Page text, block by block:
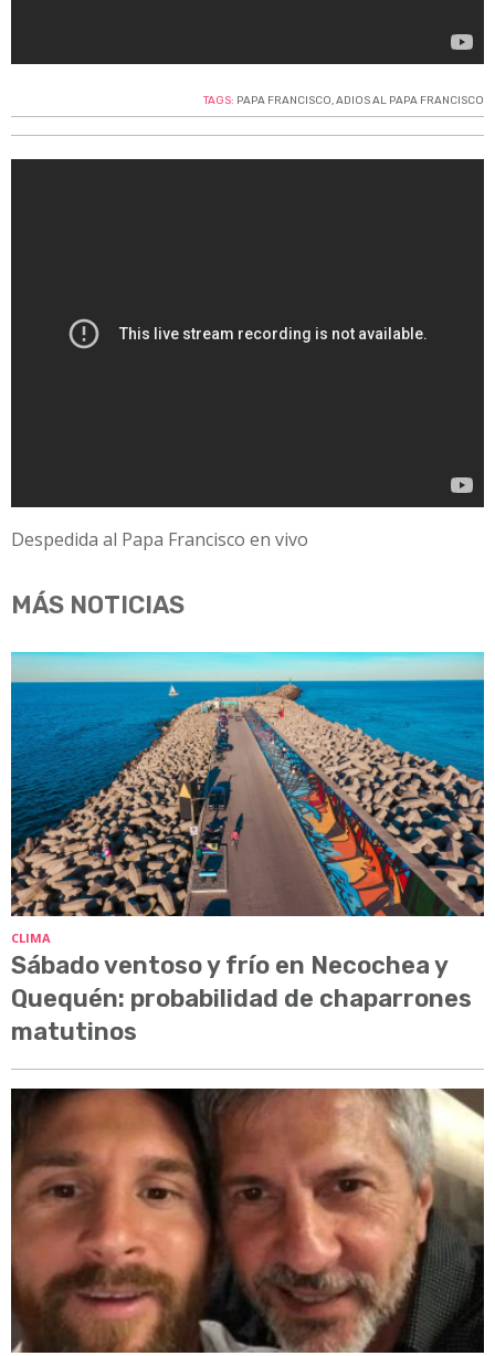
TAGS: PAPA FRANCISCO,ADIOS AL PAPA FRANCISCO
Despedida al Papa Francisco en vivo
MÁS NOTICIAS
CLIMA
Sábado ventoso y frío en Necochea y
Quequén: probabilidad de chaparrones
matutinos